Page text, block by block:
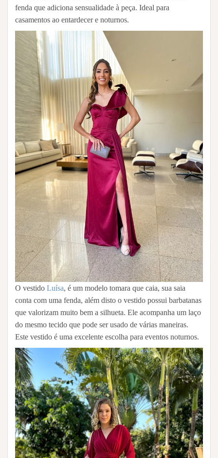
fenda que adiciona sensualidade à peça. Ideal para
casamentos ao entardecer e noturnos.
O vestido Luísa, é um modelo tomara que caia, sua saia
conta com uma fenda, além disto o vestido possui barbatanas
que valorizam muito bem a silhueta. Ele acompanha um laço
do mesmo tecido que pode ser usado de várias maneiras.
Este vestido é uma excelente escolha para eventos noturnos.